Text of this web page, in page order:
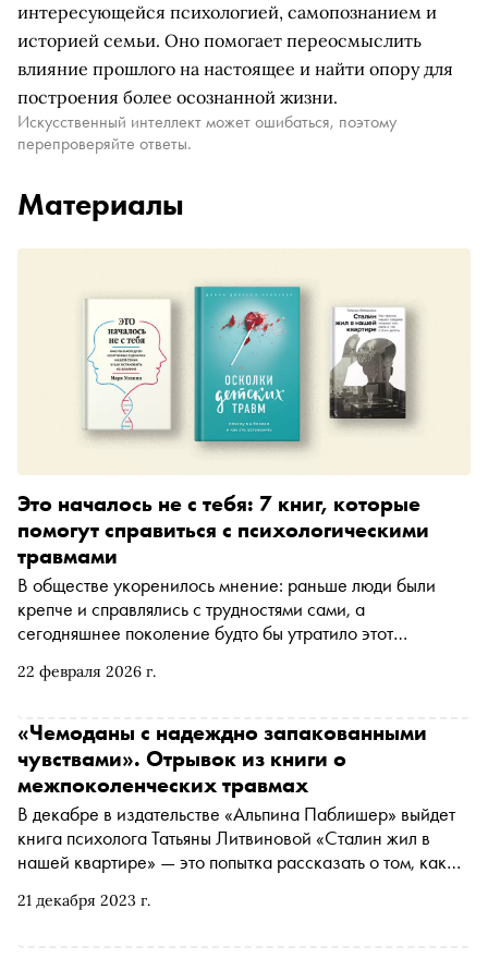
интересующейся психологией, самопознанием и
историей семьи. Оно помогает переосмыслить
влияние прошлого на настоящее и найти опору для
построения более осознанной жизни.
Искусственный интеллект может ошибаться, поэтому
перепроверяйте ответы.
Материалы
22 февраля 2026 г.
Это началось не с тебя: 7 книг, которые
помогут справиться с психологическими
травмами
В обществе укоренилось мнение: раньше люди были
крепче и справлялись с трудностями сами, а
сегодняшнее поколение будто бы утратило этот
Специально для «Сноба» Елена Тарасова, нон-фикшн-
переосмыслить поколенческие травмы и исцелиться
21 декабря 2023 г.
«Чемоданы с надеждно запакованными
чувствами». Отрывок из книги о
межпоколенческих травмах
В декабре в издательстве «Альпина Паблишер» выйдет
книга психолога Татьяны Литвиновой «Сталин жил в
нашей квартире» — это попытка рассказать о том, как
делать. Автор исследует так называемую